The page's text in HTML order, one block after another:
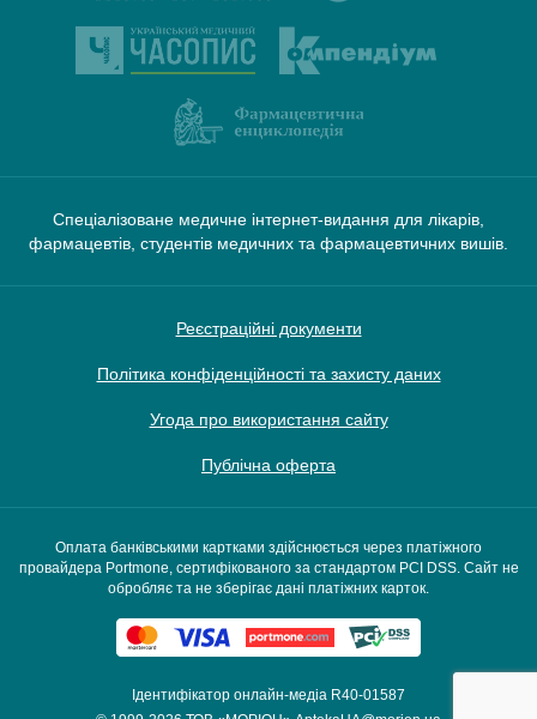
Спеціалізоване медичне інтернет-видання для лікарів,
фармацевтів, студентів медичних та фармацевтичних вишів.
Реєстраційні документи
Політика конфіденційності та захисту даних
Угода про використання сайту
Публічна оферта
Ідентифікатор онлайн-медіа R40-01587
Оплата банківськими картками здійснюється через платіжного
провайдера Portmone, сертифікованого за стандартом PCI DSS. Сайт не
обробляє та не зберігає дані платіжних карток.